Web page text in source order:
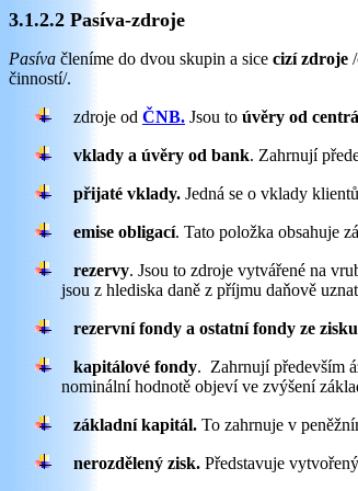
3.1.2.2 Pasíva-zdroje
Pasíva členíme do dvou skupin a sice cizí zdroje
činností/.
zdroje od ČNB. Jsou to úvěry od
vklady a úvěry od bank. Zahrnují
přijaté vklady. Jedná se o vklady
emise obligací. Tato položka obsahuje
rezervy. Jsou to zdroje vytvářené na
jsou z hlediska daně z příjmu daňově
rezervní fondy a ostatní fondy ze zisku
kapitálové fondy. Zahrnují především
nominální hodnotě objeví ve zvýšení
základní kapitál. To zahrnuje v
nerozdělený zisk. Představuje